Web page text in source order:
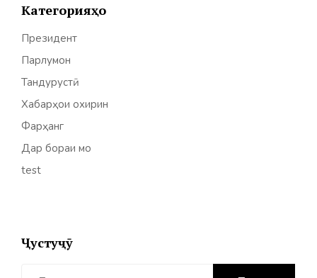
Категорияҳо
Президент
Парлумон
Тандурустӣ
Хабарҳои охирин
Фарҳанг
Дар бораи мо
test
Ҷустуҷӯ